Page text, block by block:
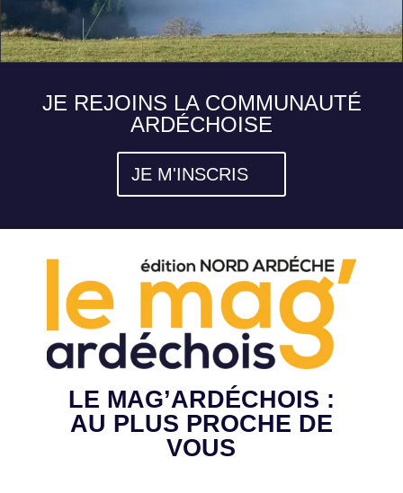
JE REJOINS LA COMMUNAUTÉ
ARDÉCHOISE
JE M'INSCRIS
LE MAG’ARDÉCHOIS :
AU PLUS PROCHE DE
VOUS